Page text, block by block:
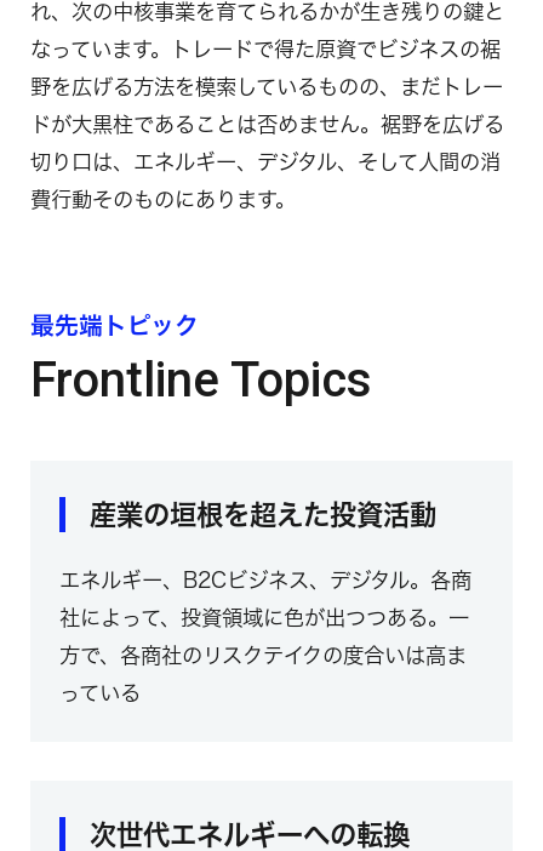
れ、次の中核事業を育てられるかが生き残りの鍵と
なっています。トレードで得た原資でビジネスの裾
野を広げる方法を模索しているものの、まだトレー
ドが大黒柱であることは否めません。裾野を広げる
切り口は、エネルギー、デジタル、そして人間の消
費行動そのものにあります。
最先端トピック
Frontline Topics
産業の垣根を超えた投資活動
エネルギー、B2Cビジネス、デジタル。各商
社によって、投資領域に色が出つつある。一
方で、各商社のリスクテイクの度合いは高ま
っている
次世代エネルギーへの転換